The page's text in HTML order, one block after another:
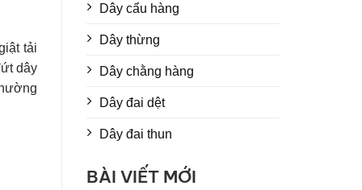
tải
dây
Dây cẩu hàng
Dây thừng
Dây chằng hàng
Dây đai dệt
Dây đai thun
BÀI VIẾT MỚI